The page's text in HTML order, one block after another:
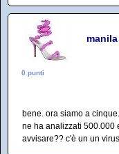
manila
0 punti
bene. ora siamo a
ne ha analizzati 500.000
avvisare?? c'è un un